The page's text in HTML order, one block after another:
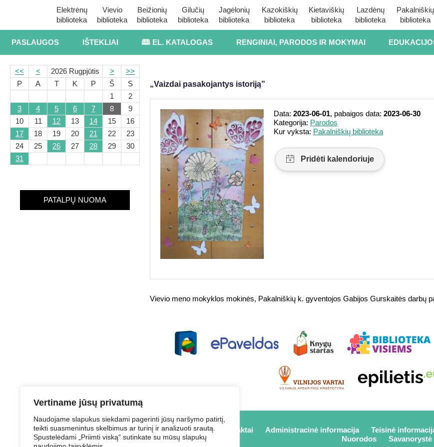
Vertiname jūsų privatumą
Naudojame slapukus siekdami pagerinti jūsų naršymo patirtį,
teikti suasmenintus skelbimus ar turinį ir analizuoti srautą.
Spustelėdami „Priimti viską“ sutinkate su mūsų slapukų
Elektrėnų
biblioteka
Vievio
biblioteka
Beižionių
biblioteka
Gilučių
biblioteka
Jagėlonių
biblioteka
Kazokiškių
biblioteka
Kietaviškių
biblioteka
Lazdėnų
biblioteka
Pakalniškių
biblioteka
PASLAUGOS IŠTEKLIAI 🕮 EL. KATALOGAS RENGINIAI, PARODOS IR MOKYMAI
<< < 2026 Rugpjūtis >
>>
P
A T K P Š
S
1
2
3
4 5 6 7 8
9
10
11 12 13 14 15
16
17
18 19 20 21 22
23
24
25 26 27 28 29
30
31
PATALPŲ NUOMA
„Vaizdai pasakojantys istoriją”
Data: 2023-06-01, pabaigos data: 2023-06-30
Kategorija: Parodos
Kur vyksta: Pakalniškių biblioteka
Vievio meno mokyklos mokinės, Pakalniškių k. gyventojos Gabijos Gurskaitės darbų
Struktūra ir kontaktai Administracinė informacija Teisinė
Nuorodos
Savanorystė